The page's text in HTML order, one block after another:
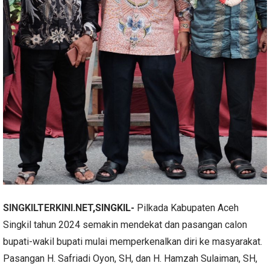
SINGKILTERKINI.NET,SINGKIL- Pilkada Kabupaten Aceh
Singkil tahun 2024 semakin mendekat dan pasangan calon
bupati-wakil bupati mulai memperkenalkan diri ke masyarakat.
Pasangan H. Safriadi Oyon, SH, dan H. Hamzah Sulaiman, SH,